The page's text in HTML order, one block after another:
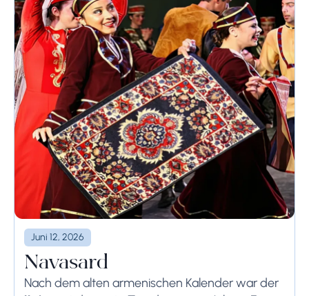
Juni 12, 2026
Navasard
Nach dem alten armenischen Kalender war der